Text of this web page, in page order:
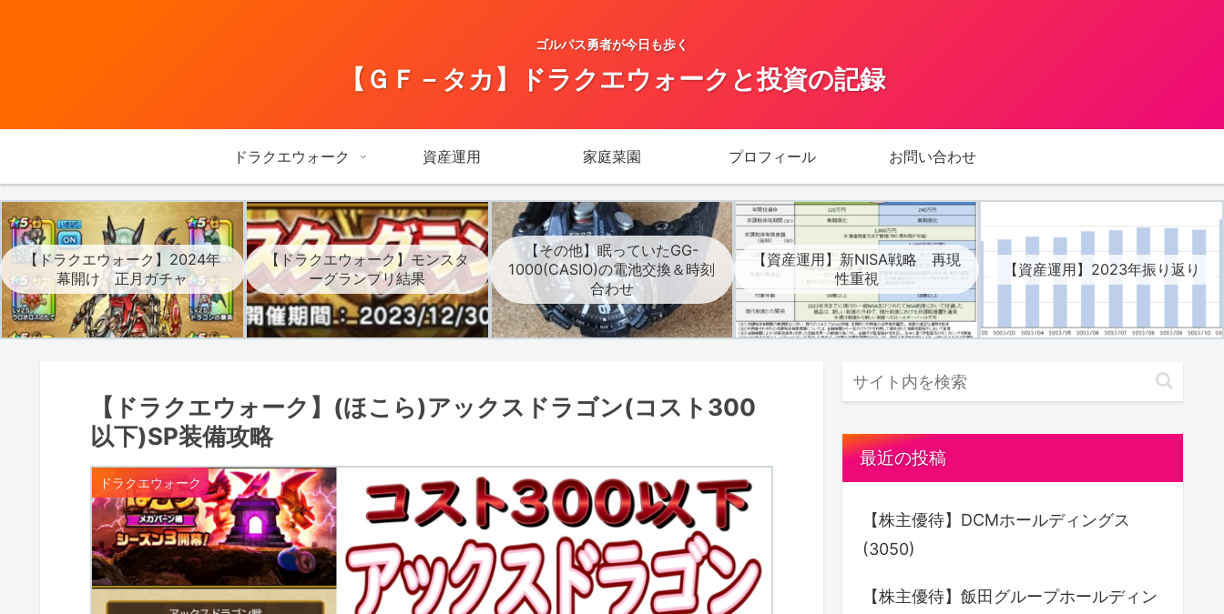
ゴルパス勇者が今日も歩く
【ＧＦ－タカ】ドラクエウォークと投資の記録
ドラクエウォーク 資産運用 家庭菜園 プロフィール お問い合わせ
【ドラクエウォーク】2024年
幕開け 正月ガチャ
【ドラクエウォーク】モンスタ
ーグランプリ結果
【その他】眠っていたGG-
1000(CASIO)の電池交換＆時刻
合わせ
【資産運用】新NISA戦略 再現
性重視
【資産運用】2023年振り返り
【ドラクエウォーク】(ほこら)アックスドラゴン(コスト300
以下)SP装備攻略
ドラクエウォーク
最近の投稿
【株主優待】DCMホールディングス
(3050)
【株主優待】飯田グループホールディン